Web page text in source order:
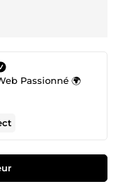
Passionné 🌍